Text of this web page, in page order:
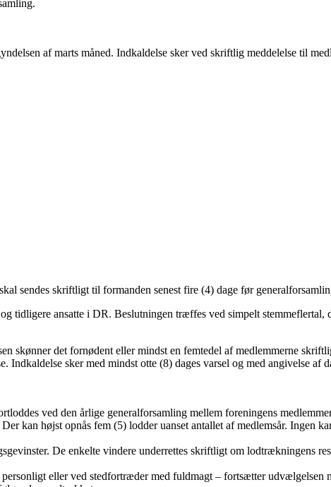
af marts måned. Indkaldelse sker ved skriftlig meddelelse til
sendes skriftligt til formanden senest fire (4) dage før
tidligere ansatte i DR. Beslutningen træffes ved simpelt
skønner det fornødent eller mindst en femtedel af medlemmerne
Indkaldelse sker med mindst otte (8) dages varsel og med angivelse af
ved den årlige generalforsamling mellem foreningens
kan højst opnås fem (5) lodder uanset antallet af medlemsår.
De enkelte vindere underrettes skriftligt om lodtrækningens
eller ved stedfortræder med fuldmagt – fortsætter udvælgelsen